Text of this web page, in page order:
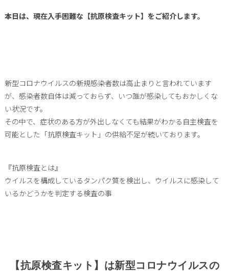
本日は、現在入手困難な【抗原検査キット】をご紹介します。
新型コロナウイルスの新規感染者数は高止まりと言われています
が、感染者数自体は減っておらず、いつ誰が感染してもおかしくな
い状況です。
その中で、症状のある方が外出しなくても結果がわかる自主検査を
可能とした「抗原検査キット」の供給不足が続いております。
『抗原検査とは』
ウイルスを構成しているタンパク質を検出し、ウイルスに感染して
いるかどうかを判定する検査の事
【抗原検査キット】は新型コロナウイルスの